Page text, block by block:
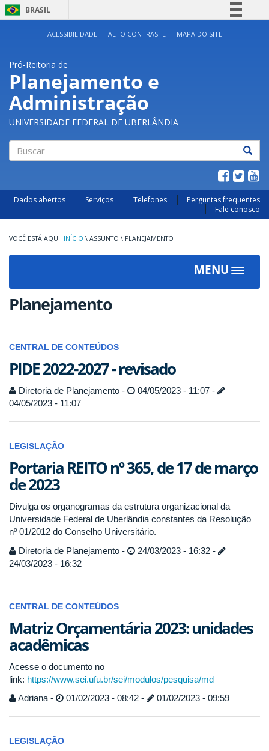
BRASIL
Acesso à informação
ACESSIBILIDADE ALTO CONTRASTE MAPA DO SITE
Pró-Reitoria de
Planejamento e
Administração
UNIVERSIDADE FEDERAL DE UBERLÂNDIA
Dados abertos Serviços Telefones
Perguntas frequentes
Fale conosco
INÍCIO \ ASSUNTO \ PLANEJAMENTO
MENU
Toggle
Planejamento
CENTRAL DE CONTEÚDOS
PIDE 2022-2027 - revisado
Diretoria de Planejamento -
04/05/2023 - 11:07 -
04/05/2023 - 11:07
LEGISLAÇÃO
Portaria REITO nº 365, de 17 de março
de 2023
Divulga os organogramas da estrutura organizacional da
Universidade Federal de Uberlândia constantes da Resolução
nº 01/2012 do Conselho Universitário.
Diretoria de Planejamento -
24/03/2023 - 16:32 -
24/03/2023 - 16:32
CENTRAL DE CONTEÚDOS
Matriz Orçamentária 2023: unidades
acadêmicas
Acesse o documento no
link: https://www.sei.ufu.br/sei/modulos/pesquisa/md_
Adriana -
01/02/2023 - 08:42 - 01/02/2023 - 09:59
LEGISLAÇÃO